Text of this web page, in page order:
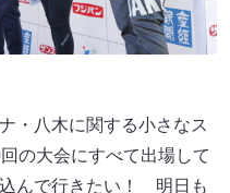
・八木に関する小さなス
の大会にすべて出場して
んで行きたい！ 明日も